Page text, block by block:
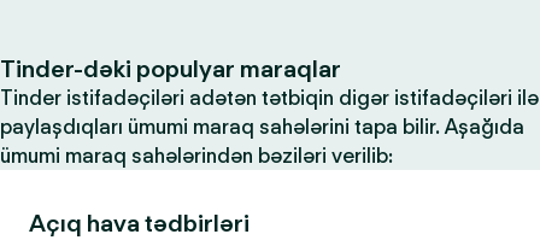
Tinder-dəki populyar maraqlar
Tinder istifadəçiləri adətən tətbiqin digər istifadəçiləri ilə
paylaşdıqları ümumi maraq sahələrini tapa bilir. Aşağıda
ümumi maraq sahələrindən bəziləri verilib:
Açıq hava tədbirləri